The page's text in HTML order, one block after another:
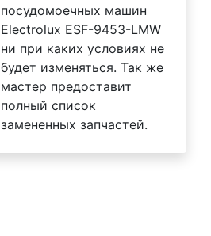
посудомоечных машин
Electrolux ESF-9453-LMW
ни при каких условиях не
будет изменяться. Так же
мастер предоставит
полный список
замененных запчастей.